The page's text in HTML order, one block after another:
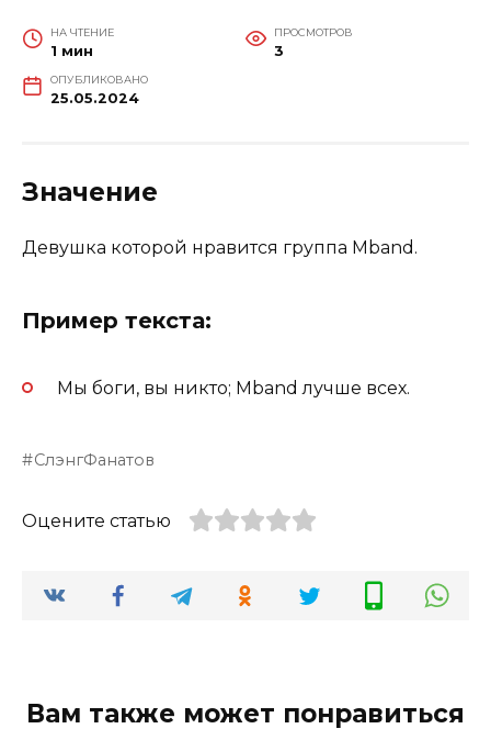
НА ЧТЕНИЕ
1 мин
ПРОСМОТРОВ
3
ОПУБЛИКОВАНО
25.05.2024
Значение
Девушка которой нравится группа Mband.
Пример текста:
Мы боги, вы никто; Mband лучше всех.
СлэнгФанатов
Оцените статью
Вам также может понравиться